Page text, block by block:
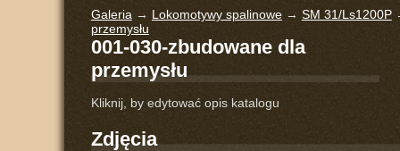
Galeria → Lokomotywy spalinowe→ SM 31/Ls1200P
przemysłu
001-030-zbudowane dla
przemysłu
Kliknij, by edytować opis katalogu
Zdjęcia